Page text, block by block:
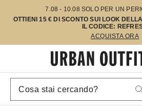
7.08 - 10.08 SOLO PER UN
OTTIENI 15 € DI SCONTO SUI LOOK
IL CODICE:
ACQUISTA ORA